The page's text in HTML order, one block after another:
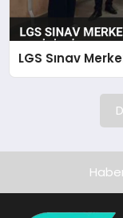
LGS Sınav